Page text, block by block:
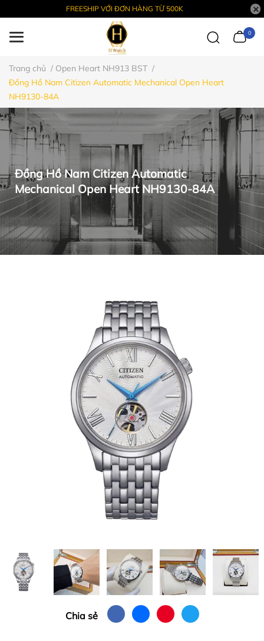
FREESHIP VỚI ĐƠN HÀNG TỪ 500K
0
Trang chủ / Open Heart NH913 BST /
Đồng Hồ Nam Citizen Automatic Mechanical Open Heart
NH9130-84A
Đồng Hồ Nam Citizen Automatic
Mechanical Open Heart NH9130-84A
Chia sẻ